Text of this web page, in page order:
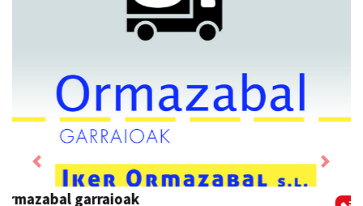
Kabela
Previous Next